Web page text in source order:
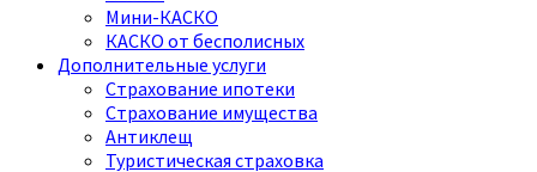
Мини-КАСКО
КАСКО от бесполисных
Дополнительные услуги
Страхование ипотеки
Страхование имущества
Антиклещ
Туристическая страховка